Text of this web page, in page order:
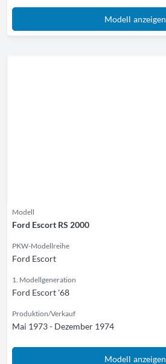
Modell anzeigen
Modell
Ford Escort RS 2000
PKW-Modellreihe
Ford Escort
1. Modellgeneration
Ford Escort '68
Produktion/Verkauf
Mai 1973 - Dezember 1974
Modell anzeigen